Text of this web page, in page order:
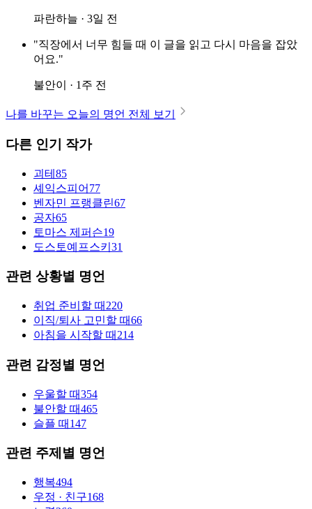
파란하늘 · 3일 전
"직장에서 너무 힘들 때 이 글을 읽고 다시 마음을 잡았
어요."
불안이 · 1주 전
나를 바꾸는 오늘의 명언 전체 보기
다른 인기 작가
괴테 85
셰익스피어 77
벤자민 프랭클린67
공자65
토마스 제퍼슨19
도스토예프스키 31
관련 상황별 명언
취업 준비할 때 220
이직/퇴사 고민할 때66
아침을 시작할 때 214
관련 감정별 명언
우울할 때354
불안할 때465
슬플 때 147
관련 주제별 명언
행복494
우정 · 친구168